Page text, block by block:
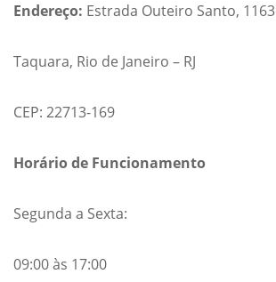
Endereço: Estrada Outeiro Santo, 1163
Taquara, Rio de Janeiro – RJ
CEP: 22713-169
Horário de Funcionamento
Segunda a Sexta:
09:00 às 17:00